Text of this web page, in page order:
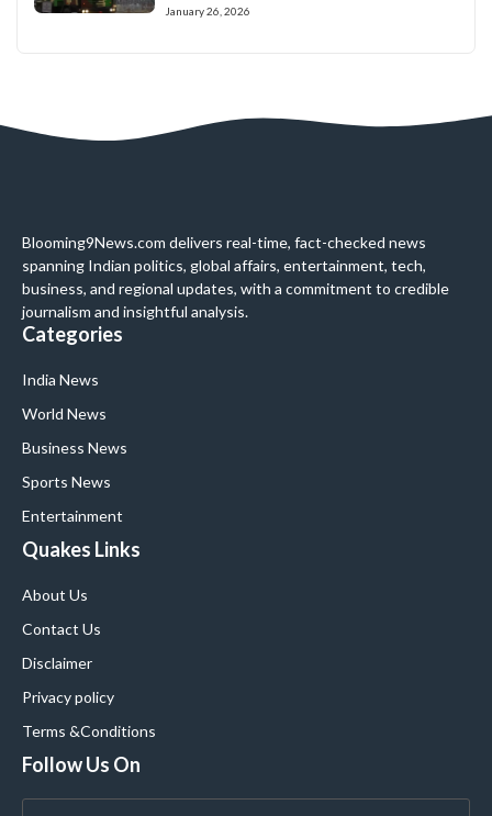
January 26, 2026
Blooming9News.com delivers real-time, fact-checked news
spanning Indian politics, global affairs, entertainment, tech,
business, and regional updates, with a commitment to credible
journalism and insightful analysis.
Categories
India News
World News
Business News
Sports News
Entertainment
Quakes Links
About Us
Contact Us
Disclaimer
Privacy policy
Terms &Conditions
Follow Us On